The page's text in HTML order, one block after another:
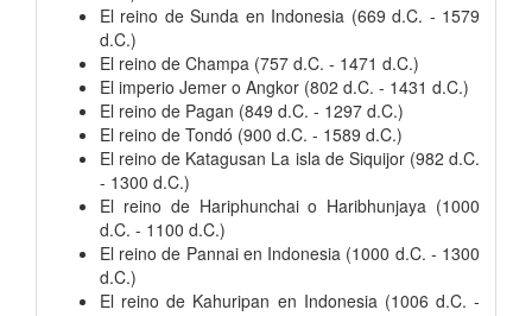
El reino de Sunda en Indonesia (669 d.C. - 1579
d.C.)
El reino de Champa (757 d.C. - 1471 d.C.)
El imperio Jemer o Angkor (802 d.C. - 1431 d.C.)
El reino de Pagan (849 d.C. - 1297 d.C.)
El reino de Tondó (900 d.C. - 1589 d.C.)
El reino de Katagusan La isla de Siquijor (982 d.C.
- 1300 d.C.)
El reino de Hariphunchai o Haribhunjaya (1000
d.C. - 1100 d.C.)
El reino de Pannai en Indonesia (1000 d.C. - 1300
d.C.)
El reino de Kahuripan en Indonesia (1006 d.C. -